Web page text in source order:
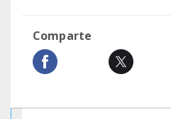
Comparte